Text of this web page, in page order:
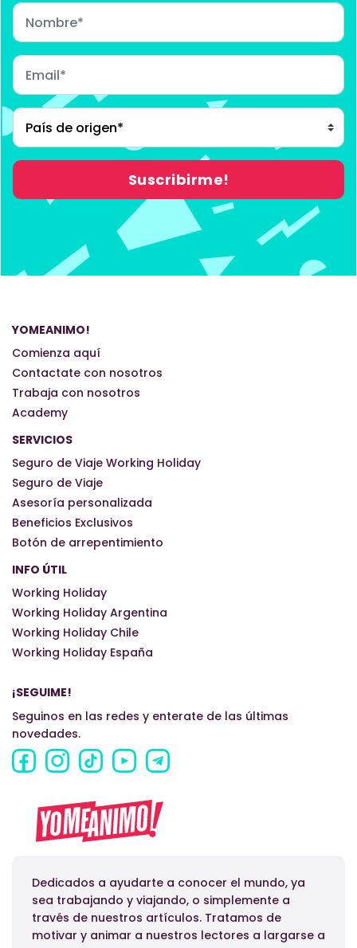
YOMEANIMO!
Comienza aquí
Contactate con nosotros
Trabaja con nosotros
Academy
SERVICIOS
Seguro de Viaje Working Holiday
Seguro de Viaje
Asesoría personalizada
Beneficios Exclusivos
Botón de arrepentimiento
INFO ÚTIL
Working Holiday
Working Holiday Argentina
Working Holiday Chile
Working Holiday España
¡SEGUIME!
Seguinos en las redes y enterate de las últimas
novedades.
Dedicados a ayudarte a conocer el mundo, ya
sea trabajando y viajando, o simplemente a
través de nuestros artículos. Tratamos de
motivar y animar a nuestros lectores a largarse a